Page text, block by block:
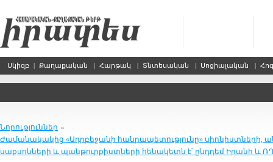
Սկիզբ | Քաղաքական | Հարթակ | Տնտեսական | Սոցիալական |
Նորություններ »
Ժամանակակից «Ադրբեջանի հանրապետությունը» սիոնիստների,
սաքսոնների և պանթուրքիստների հենակետն է՝ ընդդեմ Իրանի և